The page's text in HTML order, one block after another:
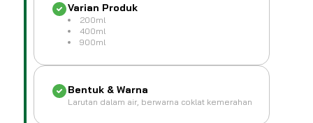
Varian Produk
200ml
400ml
900ml
Bentuk & Warna
Larutan dalam air, berwarna coklat kemerahan